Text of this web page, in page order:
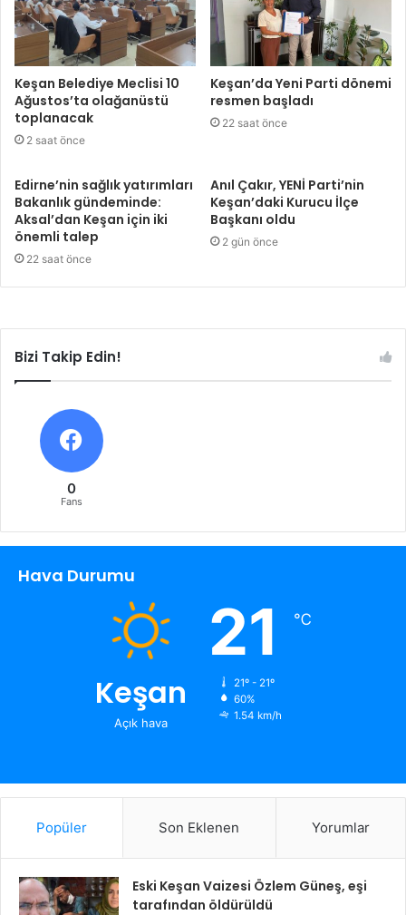
Keşan Belediye Meclisi 10
Ağustos’ta olağanüstü
toplanacak
2 saat önce
Keşan’da Yeni Parti dönemi
resmen başladı
22 saat önce
Edirne’nin sağlık yatırımları
Bakanlık gündeminde:
Aksal’dan Keşan için iki
önemli talep
22 saat önce
Anıl Çakır, YENİ Parti’nin
Keşan’daki Kurucu İlçe
Başkanı oldu
2 gün önce
Bizi Takip Edin!
0
Fans
Hava Durumu
Keşan
Açık hava
21 ℃
21º - 21º
60%
1.54 km/h
Popüler Son Eklenen Yorumlar
Eski Keşan Vaizesi Özlem Güneş, eşi
tarafından öldürüldü